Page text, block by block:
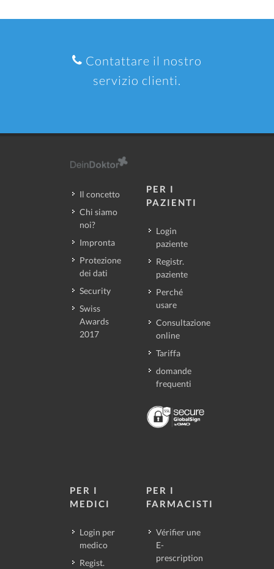
Contattare il nostro
servizio clienti.
Il concetto
Chi siamo
noi?
Impronta
Protezione
dei dati
Security
Swiss
Awards
2017
PER I
PAZIENTI
Login
paziente
Registr.
paziente
Perché
usare
Consultazione
online
Tariffa
domande
frequenti
PER I
MEDICI
Login per
medico
Regist.
PER I
FARMACISTI
Vérifier une
E-
prescription